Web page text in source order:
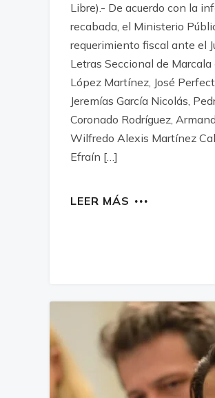
Libre).- De acuerdo con la
recabada, el Ministerio
requerimiento fiscal ante el
Letras Seccional de
López Martínez, José
Jeremías García Nicolás,
Coronado Rodríguez,
Wilfredo Alexis Martínez
Efraín […]
LEER MÁS